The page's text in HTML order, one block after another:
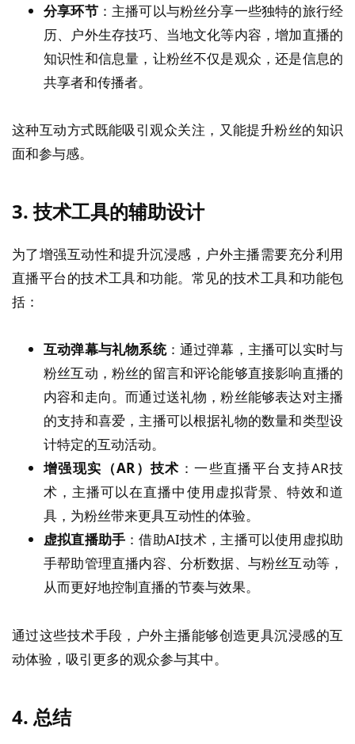
分享环节：主播可以与粉丝分享一些独特的旅行经
历、户外生存技巧、当地文化等内容，增加直播的
知识性和信息量，让粉丝不仅是观众，还是信息的
共享者和传播者。
这种互动方式既能吸引观众关注，又能提升粉丝的知识
面和参与感。
3.技术工具的辅助设计
为了增强互动性和提升沉浸感，户外主播需要充分利用
直播平台的技术工具和功能。常见的技术工具和功能包
括：
互动弹幕与礼物系统：通过弹幕，主播可以实时与
粉丝互动，粉丝的留言和评论能够直接影响直播的
内容和走向。而通过送礼物，粉丝能够表达对主播
的支持和喜爱，主播可以根据礼物的数量和类型设
计特定的互动活动。
增强现实（AR）技术 ：一些直播平台支持AR技
术，主播可以在直播中使用虚拟背景、特效和道
具，为粉丝带来更具互动性的体验。
虚拟直播助手 ：借助AI技术，主播可以使用虚拟助
手帮助管理直播内容、分析数据、与粉丝互动等，
从而更好地控制直播的节奏与效果。
通过这些技术手段，户外主播能够创造更具沉浸感的互
动体验，吸引更多的观众参与其中。
4. 总结